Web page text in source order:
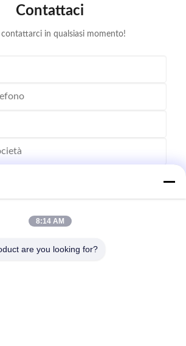
tiny bubbles with diameters of
Contattaci
contattarci in qualsiasi momento!
Invii
8:14 AM
are you looking for?